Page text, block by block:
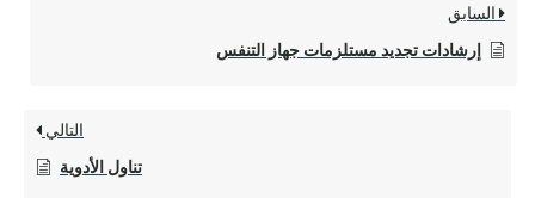
السابق
إرشادات تجديد مستلزمات جهاز التنفس
التالي
تناول الأدوية